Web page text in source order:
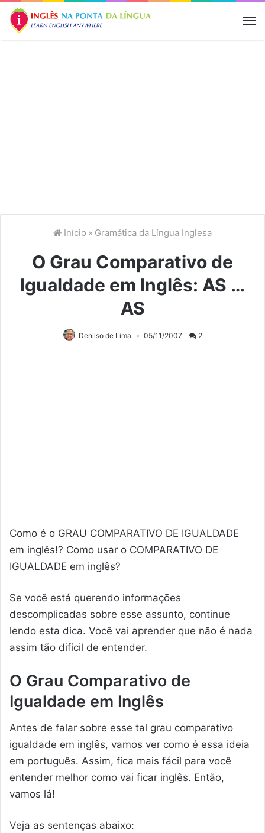
Início » Gramática da Língua Inglesa
O Grau Comparativo de
Igualdade em Inglês: AS …
AS
Denilso de Lima 05/11/2007 2
Como é o GRAU COMPARATIVO DE IGUALDADE
em inglês!? Como usar o COMPARATIVO DE
IGUALDADE em inglês?
Se você está querendo informações
descomplicadas sobre esse assunto, continue
lendo esta dica. Você vai aprender que não é nada
assim tão difícil de entender.
O Grau Comparativo de
Igualdade em Inglês
Antes de falar sobre esse tal grau comparativo
igualdade em inglês, vamos ver como é essa ideia
em português. Assim, fica mais fácil para você
entender melhor como vai ficar inglês. Então,
vamos lá!
Veja as sentenças abaixo: